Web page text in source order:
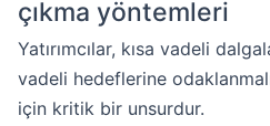
çıkma yöntemleri
Yatırımcılar, kısa vadeli
vadeli hedeflerine
için kritik bir unsurdur.